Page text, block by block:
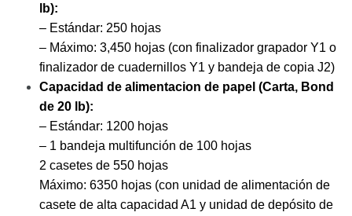
lb):
– Estándar: 250 hojas
– Máximo: 3,450 hojas (con finalizador grapador Y1 o
finalizador de cuadernillos Y1 y bandeja de copia J2)
Capacidad de alimentacion de papel (Carta, Bond
de 20 lb):
– Estándar: 1200 hojas
– 1 bandeja multifunción de 100 hojas
2 casetes de 550 hojas
Máximo: 6350 hojas (con unidad de alimentación de
casete de alta capacidad A1 y unidad de depósito de